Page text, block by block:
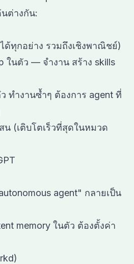
ต่างกัน:
ด้ทุกอย่าง รวมถึงเชิงพาณิชย์)
ในตัว — จำงาน สร้าง skills
ทำงานซ้ำๆ ต้องการ agent ที่
น (เติบโตเร็วที่สุดในหมวด
agent" กลายเป็น
memory ในตัว ต้องตั้งค่า